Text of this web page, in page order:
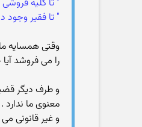
" تا کلیه
" تا فقیر
وقتی همسایه
را می فروشد
و طرف دیگر
معنوی ما
و غیر قانونی